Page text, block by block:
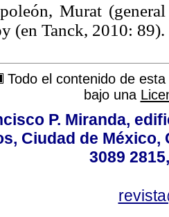
Murat
(en Tanck, 2010: 89).
Todo el contenido de
bajo una
P. Miranda,
Ciudad de México,
3089